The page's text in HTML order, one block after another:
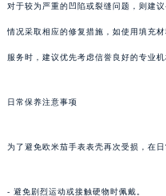
对于较为严重的凹陷或裂缝问题，则建
情况采取相应的修复措施，如使用填充
服务时，建议优先考虑信誉良好的专业机
日常保养注意事项
为了避免欧米茄手表表壳再次受损，在
- 避免剧烈运动或接触硬物时佩戴。